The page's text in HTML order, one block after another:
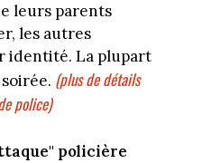
leurs parents
les autres
identité. La plupart
(plus de détails
police)
policière